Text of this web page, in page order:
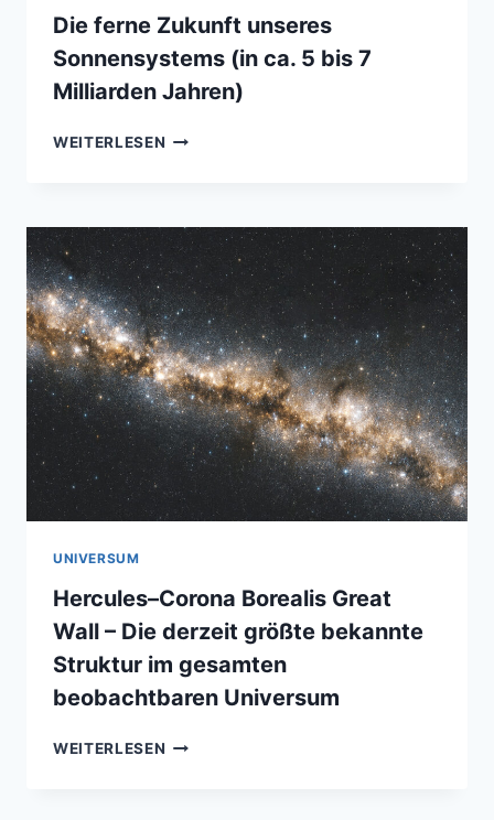
Die ferne Zukunft unseres
Sonnensystems (in ca. 5 bis 7
Milliarden Jahren)
WEITERLESEN DIE
SONNENSYSTEMS
(IN
CA.
5
BIS
7
MILLIARDEN
JAHREN)
UNIVERSUM
Hercules–Corona Borealis Great
Wall – Die derzeit größte bekannte
Struktur im gesamten
beobachtbaren Universum
WEITERLESEN HERCULES–